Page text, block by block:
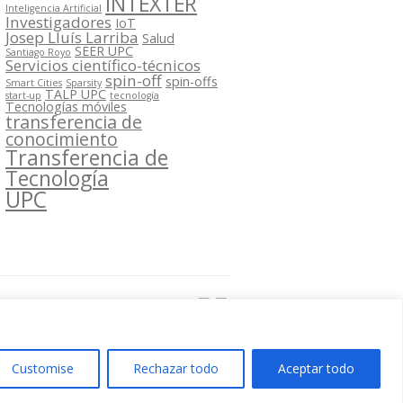
Customise Rechazar todo Aceptar todo
Inteligencia Artificial
Investigadores IoT
Josep Lluís Larriba Salud
Santiago Royo SEER UPC
Servicios científico-técnicos
Smart Cities Sparsity spin-off spin-offs
start-up TALP UPC tecnología
Tecnologías móviles
transferencia de
conocimiento
Transferencia de
Tecnología
UPC